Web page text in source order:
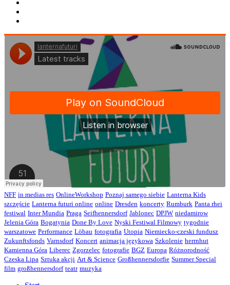
NFF in medias res OnlineWorkshop Poznaj samego siebie Lanterna Kids
szczęście Lanterna futuri online online Dresden koncerty Rumburk Panta rhei
festiwal Inter Mundia Praga Seifhennersdorf Jablonec DPJW niedamirow
Jelenia Góra Bogatynia Done By Love Nyski Festiwal Filmowy tygodnie
warszatowe Performance Löbau fotografia Utopia Niemiecko-czeski fundusz
Zukunftsfonds Varnsdorf Koncert animacja językowa Szkolenie herrnhut
Kamienna Góra Liberec Zgorzelec fotografie BGZ Europa Różnorodność
Czeska Lipa Sztuka akcji Art & Science Großhennersdorfie Summer Special
film großhennersdorf teatr muzyka